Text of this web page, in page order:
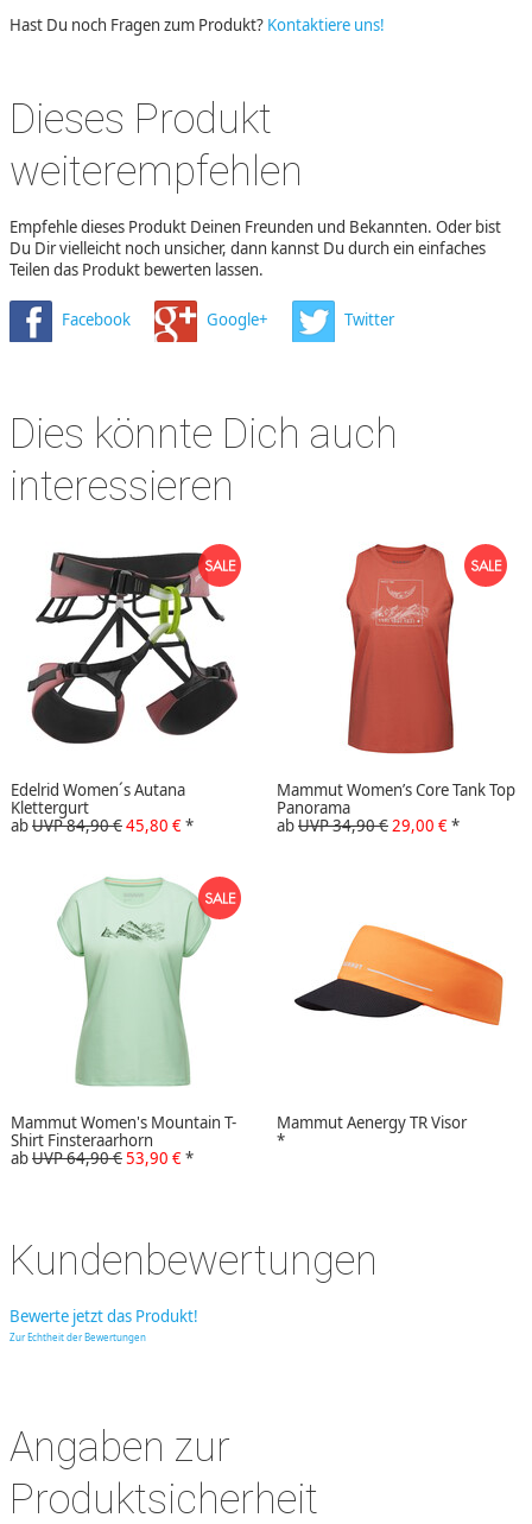
Hast Du noch Fragen zum Produkt? Kontaktiere uns!
Dieses Produkt
weiterempfehlen
Empfehle dieses Produkt Deinen Freunden und Bekannten. Oder bist
Du Dir vielleicht noch unsicher, dann kannst Du durch ein einfaches
Teilen das Produkt bewerten lassen.
Facebook Google+ Twitter
Dies könnte Dich auch
interessieren
Edelrid Women´s Autana
Klettergurt
abUVP 84,90 €45,80 €*
Mammut Women’s Core Tank Top
Panorama
abUVP 34,90 €29,00 €*
Mammut Women's Mountain T-
Shirt Finsteraarhorn
abUVP 64,90 €53,90 €*
Mammut Aenergy TR Visor
*
Kundenbewertungen
Bewerte jetzt das Produkt!
Zur Echtheit der Bewertungen
Angaben zur
Produktsicherheit